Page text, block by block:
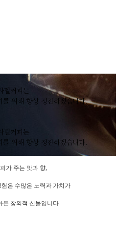
델커피는
를 위해 항상 정진하겠습니다.
델커피는
를 위해 항상 정진하겠습니다.
가 주는 맛과 향,
은 수많은 노력과 가치가
든 창의적 산물입니다.